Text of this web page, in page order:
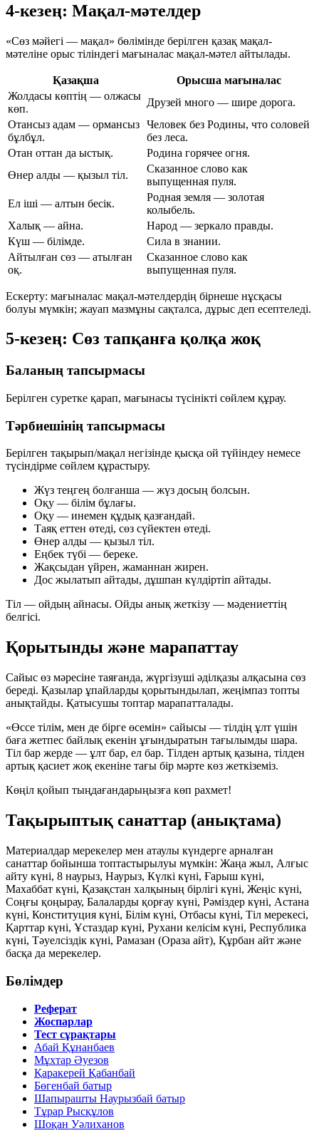
4-кезең: Мақал-мәтелдер
«Сөз мәйегі — мақал» бөлімінде берілген қазақ мақал-
мәтеліне орыс тіліндегі мағыналас мақал-мәтел айтылады.
Қазақша
Орысша мағыналас
Жолдасы көптің — олжасы
көп.
Друзей много — шире дорога.
Отансыз адам — ормансыз
бұлбұл.
Человек без Родины, что соловей
без леса.
Отан оттан да ыстық.
Родина горячее огня.
Өнер алды — қызыл тіл.
Сказанное слово как
выпущенная пуля.
Ел іші — алтын бесік.
Родная земля — золотая
колыбель.
Халық — айна.
Народ — зеркало правды.
Күш — білімде.
Сила в знании.
Айтылған сөз — атылған
оқ.
Сказанное слово как
выпущенная пуля.
Ескерту: мағыналас мақал-мәтелдердің бірнеше нұсқасы
болуы мүмкін; жауап мазмұны сақталса, дұрыс деп есептеледі.
5-кезең: Сөз тапқанға қолқа жоқ
Баланың тапсырмасы
Берілген суретке қарап, мағынасы түсінікті сөйлем құрау.
Тәрбиешінің тапсырмасы
Берілген тақырып/мақал негізінде қысқа ой түйіндеу немесе
түсіндірме сөйлем құрастыру.
Жүз теңгең болғанша — жүз досың болсын.
Оқу — білім бұлағы.
Оқу — инемен құдық қазғандай.
Таяқ еттен өтеді, сөз сүйектен өтеді.
Өнер алды — қызыл тіл.
Еңбек түбі — береке.
Жақсыдан үйрен, жаманнан жирен.
Дос жылатып айтады, дұшпан күлдіртіп айтады.
Тіл — ойдың айнасы. Ойды анық жеткізу — мәдениеттің
белгісі.
Қорытынды және марапаттау
Сайыс өз мәресіне таяғанда, жүргізуші әділқазы алқасына сөз
береді. Қазылар ұпайларды қорытындылап, жеңімпаз топты
анықтайды. Қатысушы топтар марапатталады.
«Өссе тілім, мен де бірге өсемін» сайысы — тілдің ұлт үшін
баға жетпес байлық екенін ұғындыратын тағылымды шара.
Тіл бар жерде — ұлт бар, ел бар. Тілден артық қазына, тілден
артық қасиет жоқ екеніне тағы бір мәрте көз жеткіземіз.
Көңіл қойып тыңдағандарыңызға көп рахмет!
Тақырыптық санаттар (анықтама)
Материалдар мерекелер мен атаулы күндерге арналған
санаттар бойынша топтастырылуы мүмкін: Жаңа жыл, Алғыс
айту күні, 8 наурыз, Наурыз, Күлкі күні, Ғарыш күні,
Махаббат күні, Қазақстан халқының бірлігі күні, Жеңіс күні,
Соңғы қоңырау, Балаларды қорғау күні, Рәміздер күні, Астана
күні, Конституция күні, Білім күні, Отбасы күні, Тіл мерекесі,
Қарттар күні, Ұстаздар күні, Рухани келісім күні, Республика
күні, Тәуелсіздік күні, Рамазан (Ораза айт), Құрбан айт және
басқа да мерекелер.
Бөлімдер
Реферат
Жоспарлар
Тест сұрақтары
Абай Құнанбаев
Мұхтар Әуезов
Қаракерей Қабанбай
Бөгенбай батыр
Шапырашты Наурызбай батыр
Тұрар Рысқұлов
Шоқан Уәлиханов